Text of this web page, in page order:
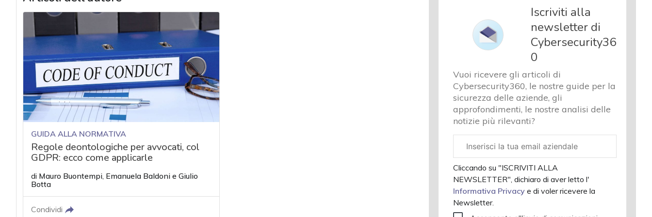
sicurezza
e privacy
Chi
siamo
GUIDA ALLA NORMATIVA
Regole deontologiche per avvocati, col
GDPR: ecco come applicarle
di Mauro Buontempi, Emanuela Baldonie Giulio
Botta
Condividi
Iscriviti alla
newsletter di
Cybersecurity36
0
Vuoi ricevere gli articoli di
Cybersecurity360, le nostre guide per la
sicurezza delle aziende, gli
approfondimenti, le nostre analisi delle
notizie più rilevanti?
aziendale
Cliccando su "ISCRIVITI ALLA
NEWSLETTER", dichiaro di aver letto l'
Informativa Privacye di voler ricevere la
Newsletter.